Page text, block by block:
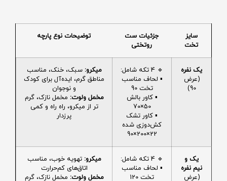
سایز
تخت
جزئیات ست
روتختی
توضیحات نوع پارچه
یک نفره
(عرض
90)
🔹 4 تکه شامل:
▪️ لحاف مناسب
تخت 90
▪️ کاور بالش
50×70
▪️ کاور تشک
کش‌دوزی شده
22×200×90
میکرو: سبک، خنک، مناسب
مناطق گرم، ایده‌آل برای کودک
و نوجوان
مخمل ولوت: مخمل نازک، گرم
تر از میکرو، راه راه و کمی
پرزدار
یک و
نیم نفره
(عرض
🔹 4 تکه شامل:
▪️ لحاف مناسب
تخت 120
میکرو: تهویه خوب، مناسب
اتاق‌های کم‌حرارت
مخمل ولوت: مخمل نازک، گرم